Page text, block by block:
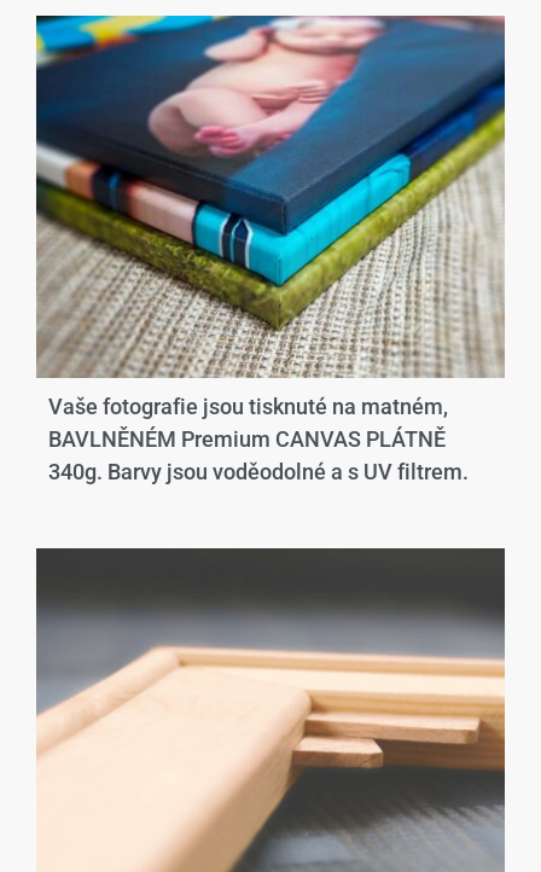
Vaše fotografie jsou tisknuté na matném,
BAVLNĚNÉM Premium CANVAS PLÁTNĚ
340g. Barvy jsou voděodolné a s UV filtrem.